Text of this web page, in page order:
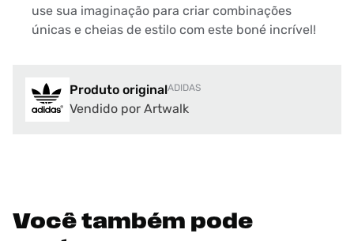
use sua imaginação para criar combinações
únicas e cheias de estilo com este boné incrível!
Produto originalADIDAS
Vendido por Artwalk
Você também pode